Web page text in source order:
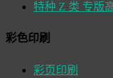
特种 Z 类 专版
彩色印刷
彩页印刷